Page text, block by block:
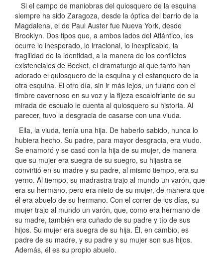
Si el campo de maniobras del quiosquero de la esquina
siempre ha sido Zaragoza, desde la óptica del barrio de la
Magdalena, el de Paul Auster fue Nueva York, desde
Brooklyn. Dos tipos que, a ambos lados del Atlántico, les
ocurre lo inesperado, lo irracional, lo inexplicable, la
fragilidad de la identidad, a la manera de los conflictos
existenciales de Becket, el dramaturgo al que tanto han
adorado el quiosquero de la esquina y el estanquero de la
otra esquina. El otro día, sin ir más lejos, un fulano con el
timbre cavernoso en su voz y la fijeza escalofriante de su
mirada de escualo le cuenta al quiosquero su historia. Al
parecer, tuvo la desgracia de casarse con una viuda.
Ella, la viuda, tenía una hija. De haberlo sabido, nunca lo
hubiera hecho. Su padre, para mayor desgracia, era viudo.
Se enamoró y se casó con la hija de su mujer, de manera
que su mujer era suegra de su suegro, su hijastra se
convirtió en su madre y su padre, al mismo tiempo, era su
yerno. Al tiempo, su madrastra trajo al mundo un varón, que
era su hermano, pero era nieto de su mujer, de manera que
él era abuelo de su hermano. Con el correr de los días, su
mujer trajo al mundo un varón, que, como era hermano de
su madre, también era cuñado de su padre y tío de sus
hijos. Su mujer era suegra de su hija. Él, en cambio, es
padre de su madre, y su padre y su mujer son sus hijos.
Además, él es su propio abuelo.